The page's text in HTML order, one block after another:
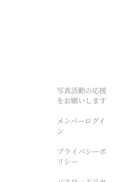
写真活動の応援
をお願いします
メンバーログイ
ン
プライバシーポ
リシー